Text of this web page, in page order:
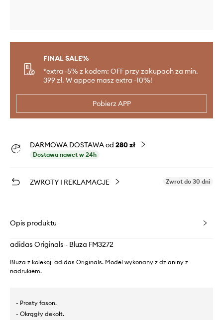
FINAL SALE%
*extra -5% z kodem: OFF przy zakupach za min.
399 zł. W appce masz extra -10%!
Pobierz APP
DARMOWA DOSTAWA od 280 zł
Dostawa nawet w 24h
ZWROTY I REKLAMACJE Zwrot do 30 dni
Opis produktu
adidas Originals - Bluza FM3272
Bluza z kolekcji adidas Originals. Model wykonany z dzianiny z
nadrukiem.
- Prosty fason.
- Okrągły dekolt.